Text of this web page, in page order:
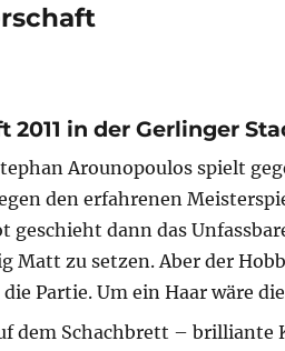
in der Gerlinger
Arounopoulos spielt
den erfahrenen
dann das
Matt zu setzen. Aber der
Partie. Um ein Haar wäre
dem Schachbrett – brilliante